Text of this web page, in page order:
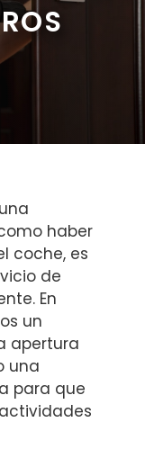
haber
coche, es
de
En
un
apertura
una
para que